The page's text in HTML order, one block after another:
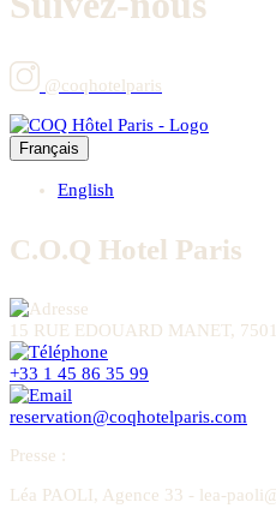
@coqhotelparis
Français
English
C.O.Q Hotel Paris
15 RUE EDOUARD MANET,
+33 1 45 86 35 99
reservation@coqhotelparis.com
Presse :
Léa PAOLI, Agence 33 - lea-